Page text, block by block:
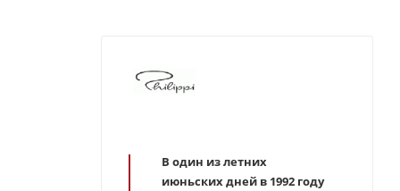
В один из летних
июньских дней в 1992 году